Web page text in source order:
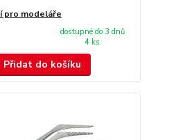
pro modeláře
dostupné do 3 dnů
4 ks
Přidat do košíku